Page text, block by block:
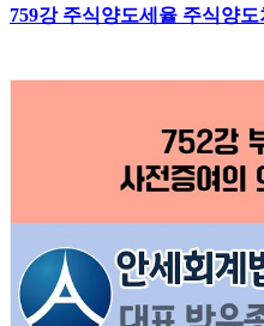
759강 주식양도세율 주식양